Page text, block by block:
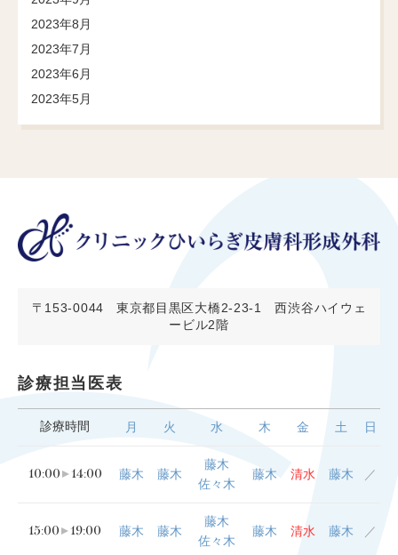
2023年8月
2023年7月
2023年6月
2023年5月
〒153-0044
東京都目黒区大橋2-23-1 西渋谷ハイウェ
ービル2階
診療担当医表
診療時間 月 火 水 木 金 土 日
10:00 14:00 藤木 藤木
藤木
佐々木
藤木 清水 藤木 ／
15:00 19:00 藤木 藤木
藤木
佐々木
藤木 清水 藤木 ／